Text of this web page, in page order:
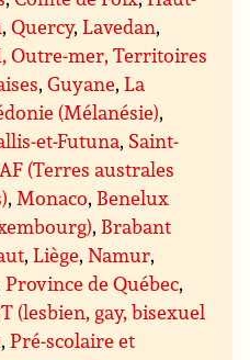
,Quercy,Lavedan,
Outre-mer, Territoires
,Guyane,La
(Mélanésie),
et-Futuna, Saint-
(Terres australes
, Monaco, Benelux
, Brabant
,Liège,Namur,
Province de Québec,
(lesbien, gay, bisexuel
,Pré-scolaire et